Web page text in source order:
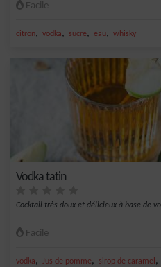
Facile
citron, vodka, sucre, eau, whisky
Vodka tatin
Cocktail très doux et délicieux à base de
Facile
vodka, Jus de pomme, sirop de caramel ,